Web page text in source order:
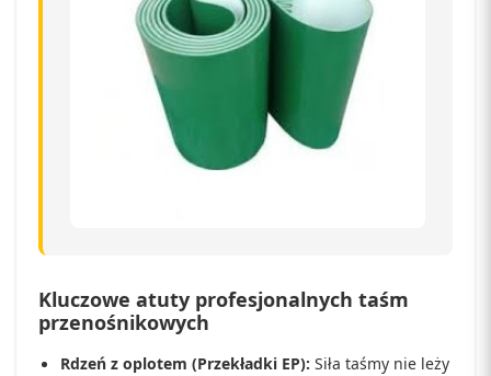
Kluczowe atuty profesjonalnych taśm
przenośnikowych
Rdzeń z oplotem (Przekładki EP): Siła taśmy nie leży